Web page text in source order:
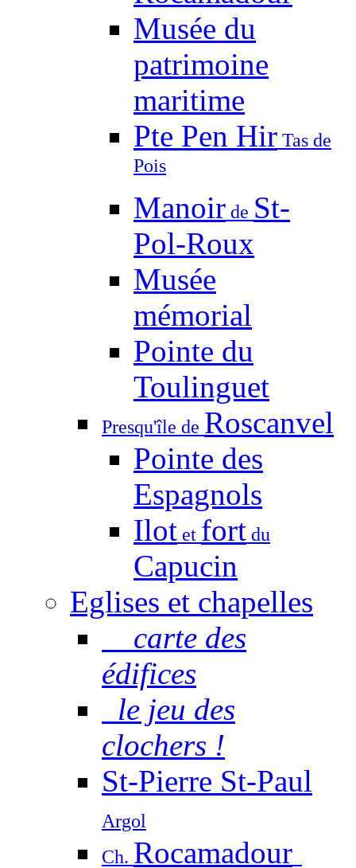
Musée du
patrimoine
maritime
Pte Pen Hir Tas de
Pois
Manoir de St-
Pol-Roux
Musée
mémorial
Pointe du
Toulinguet
Presqu'île de Roscanvel
Pointe des
Espagnols
Ilot et fort du
Capucin
Eglises et chapelles
carte des
édifices
le jeu des
clochers !
St-Pierre St-Paul
Argol
Ch. Rocamadour